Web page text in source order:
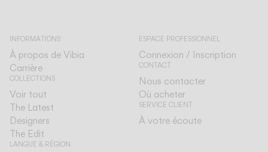
INFORMATIONS
À propos de Vibia
Carrière
COLLECTIONS
Voir tout
The Latest
Designers
The Edit
LANGUE & RÉGION
ESPACE PROFESSIONNEL
Connexion / Inscription
CONTACT
Nous contacter
Où acheter
SERVICE CLIENT
À votre écoute